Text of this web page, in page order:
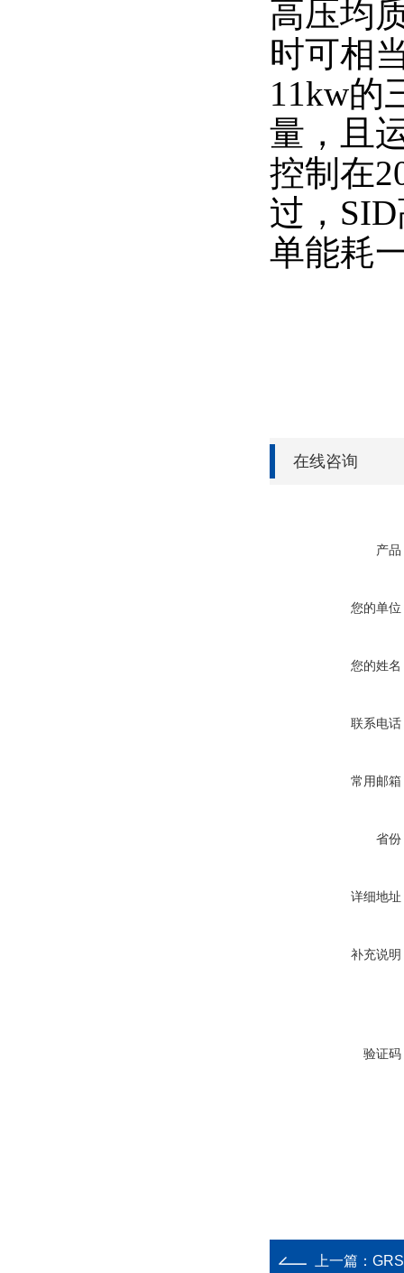
高压均
时可相
11kw的
量，且
控制在
过，
单能耗
在线咨询
产品
您的单位
您的姓名
联系电话
常用邮箱
省份
详细地址
补充说明
验证码
上一篇：